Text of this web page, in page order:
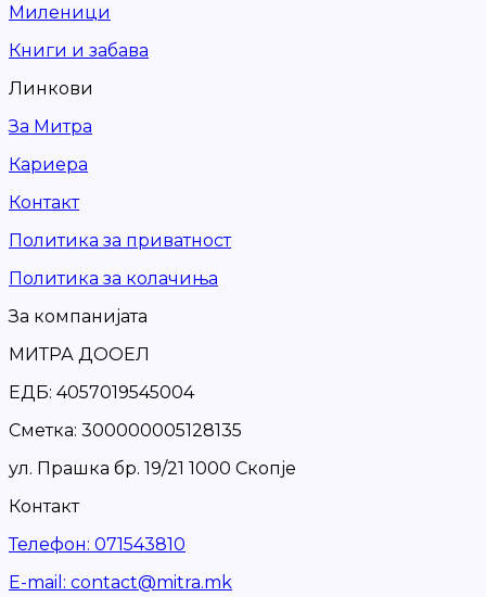
Миленици
Книги и забава
Линкови
За Митра
Кариера
Контакт
Политика за приватност
Политика за колачиња
За компанијата
МИТРА ДООЕЛ
ЕДБ: 4057019545004
Сметка: 300000005128135
ул. Прашка бр. 19/21 1000 Скопје
Контакт
Телефон: 071543810
Е-mail : contact@mitra.mk